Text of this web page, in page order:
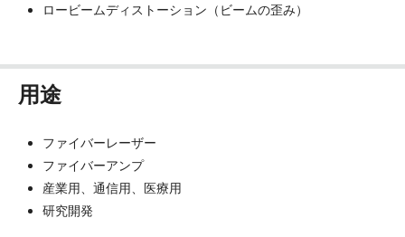
ロービームディストーション（ビームの歪み）
用途
ファイバーレーザー
ファイバーアンプ
産業用、通信用、医療用
研究開発